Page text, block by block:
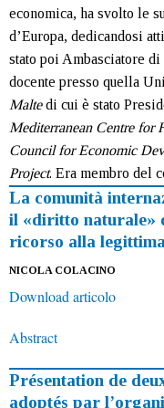
economica, ha svolto le
d’Europa, dedicandosi
stato poi Ambasciatore
docente presso quella
Maltedi cui è stato
Mediterranean Centre for
Council for Economic
Project. Era membro del
La comunità
il «diritto naturale»
ricorso alla
NICOLA COLACINO
Download articolo
Abstract
Présentation de
adoptés par